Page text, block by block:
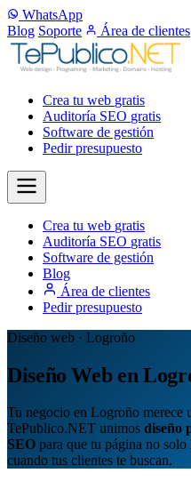
WhatsApp
Blog Soporte Área de clientes
Crea tu web gratis
Auditoría SEO gratis
Software de gestión
Pedir presupuesto
Crea tu web gratis
Auditoría SEO gratis
Software de gestión
Blog
Área de clientes
Pedir presupuesto
Diseño web · Logroño
Diseño Web en
Tu negocio en Logroño merece
TePublico.NET unimos diseño
SEO para que tu página no
cuando tus clientes te buscan.